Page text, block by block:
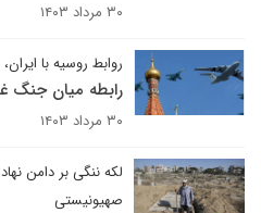
۳۰ مرداد ۱۴۰۳
روابط روسیه با
رابطه میان جنگ
۳۰ مرداد ۱۴۰۳
لکه ننگی بر دامن
صهیونیستی